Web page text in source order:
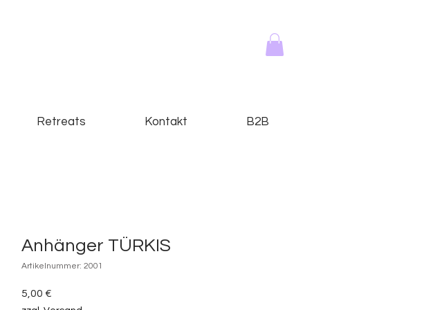
Retreats Kontakt B2B
Anhänger TÜRKIS
Artikelnummer: 2001
5,00 €